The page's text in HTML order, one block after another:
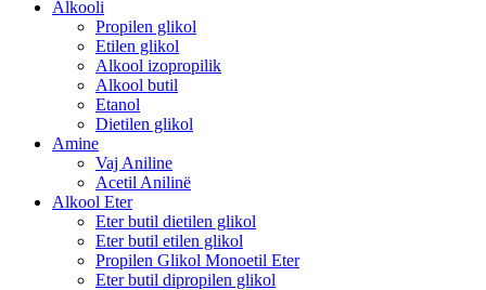
Alkooli
Propilen glikol
Etilen glikol
Alkool izopropilik
Alkool butil
Etanol
Dietilen glikol
Amine
Vaj Aniline
Acetil Anilinë
Alkool Eter
Eter butil dietilen glikol
Eter butil etilen glikol
Propilen Glikol Monoetil Eter
Eter butil dipropilen glikol